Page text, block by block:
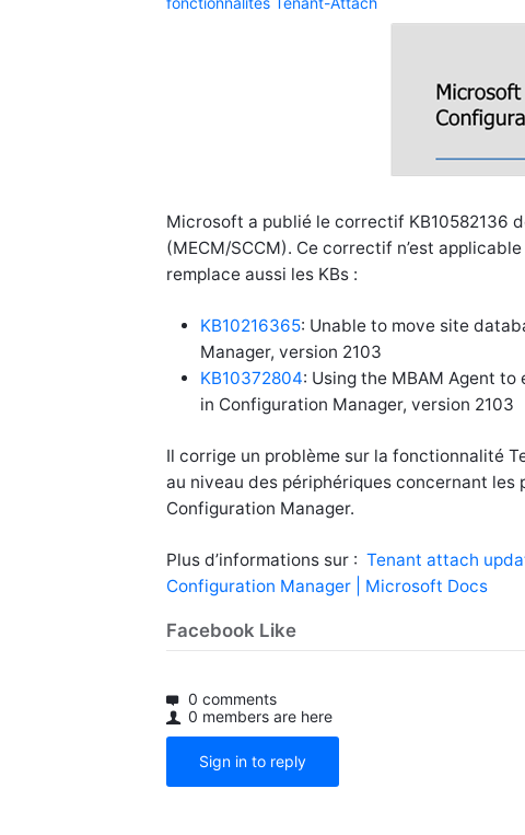
Microsoft a publié le correctif KB10582136
(MECM/SCCM). Ce correctif n’est
remplace aussi les KBs :
KB10216365: Unable to move site
Manager, version 2103
KB10372804: Using the MBAM Agent
in Configuration Manager, version 2103
Il corrige un problème sur la fonctionnalité
au niveau des périphériques concernant
Configuration Manager.
Plus d’informations sur : Tenant attach
Configuration Manager | Microsoft Docs
Facebook Like
0 comments
0 members are here
Sign in to reply